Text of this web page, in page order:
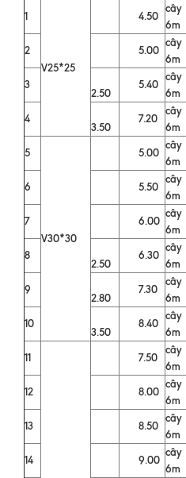
1
V25*25
4.50
cây
6m
2
5.00
cây
6m
3
2.50
5.40
cây
6m
4
3.50
7.20
cây
6m
5
V30*30
5.00
cây
6m
6
5.50
cây
6m
7
6.00
cây
6m
8
2.50
6.30
cây
6m
9
2.80
7.30
cây
6m
10
3.50
8.40
cây
6m
11
7.50
cây
6m
12
8.00
cây
6m
13
8.50
cây
6m
14
9.00
cây
6m